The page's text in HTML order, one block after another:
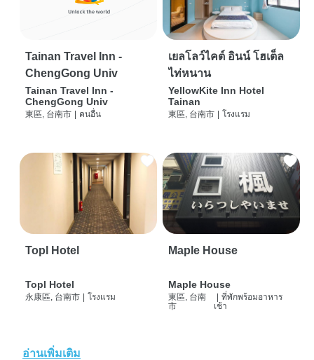
Tainan Travel Inn -
ChengGong Univ
Tainan Travel Inn -
ChengGong Univ
東區, 台南市 | คนอื่น
เยลโลว์ไคต์ อินน์ โฮเต็ล
ไท่หนาน
YellowKite Inn Hotel
Tainan
東區, 台南市 | โรงแรม
Topl Hotel
Topl Hotel
永康區, 台南市 | โรงแรม
Maple House
Maple House
東區, 台南
市
| ที่พักพร้อมอาหาร
เช้า
อ่านเพิ่มเติม